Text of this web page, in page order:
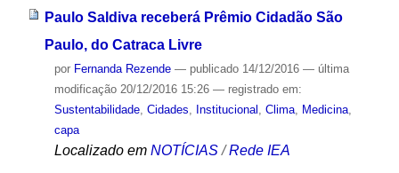
Paulo Saldiva receberá Prêmio Cidadão São
Paulo, do Catraca Livre
por Fernanda Rezende — publicado14/12/2016 — última
modificação20/12/2016 15:26 — registrado em:
Sustentabilidade, Cidades, Institucional , Clima, Medicina,
capa
Localizado em NOTÍCIAS /Rede IEA